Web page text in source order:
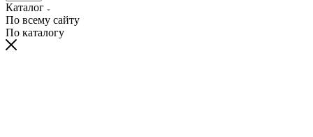
Каталог
По всему сайту
По каталогу